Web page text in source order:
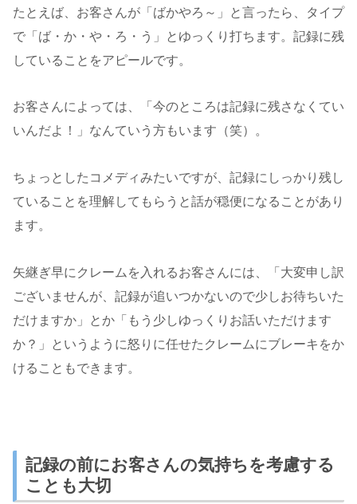
たとえば、お客さんが「ばかやろ～」と言ったら、タイプ
で「ば・か・や・ろ・う」とゆっくり打ちます。記録に残
していることをアピールです。
お客さんによっては、「今のところは記録に残さなくてい
いんだよ！」なんていう方もいます（笑）。
ちょっとしたコメディみたいですが、記録にしっかり残し
ていることを理解してもらうと話が穏便になることがあり
ます。
矢継ぎ早にクレームを入れるお客さんには、「大変申し訳
ございませんが、記録が追いつかないので少しお待ちいた
だけますか」とか「もう少しゆっくりお話いただけます
か？」というように怒りに任せたクレームにブレーキをか
けることもできます。
記録の前にお客さんの気持ちを考慮する
ことも大切